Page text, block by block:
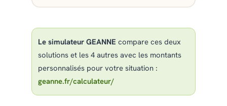
Le simulateur GEANNE compare ces deux
solutions et les 4 autres avec les montants
personnalisés pour votre situation :
geanne.fr/calculateur/